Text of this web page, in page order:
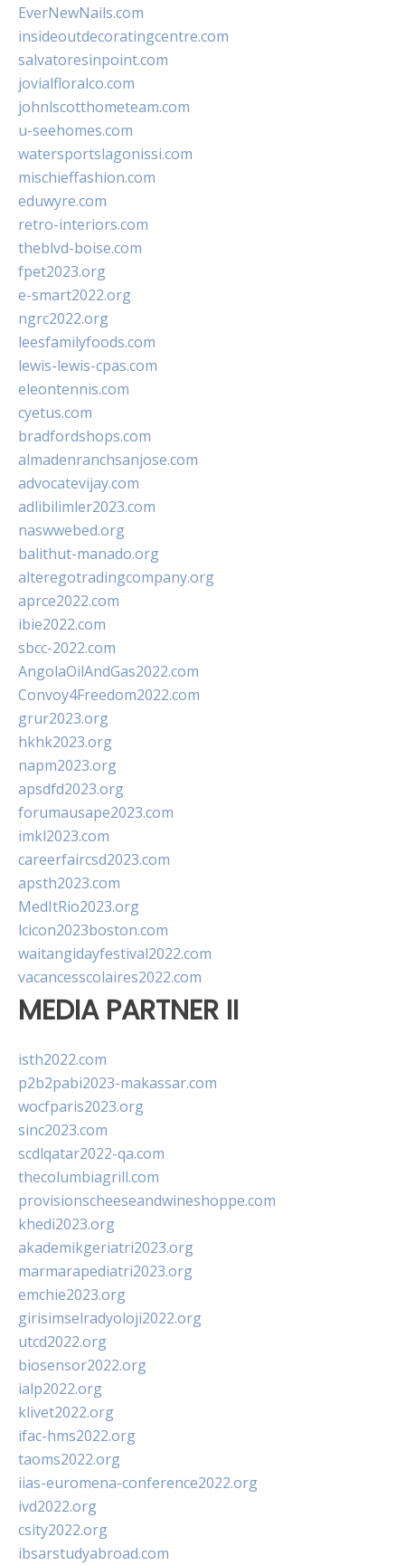
EverNewNails.com
insideoutdecoratingcentre.com
salvatoresinpoint.com
jovialfloralco.com
johnlscotthometeam.com
u-seehomes.com
watersportslagonissi.com
mischieffashion.com
eduwyre.com
retro-interiors.com
theblvd-boise.com
fpet2023.org
e-smart2022.org
ngrc2022.org
leesfamilyfoods.com
lewis-lewis-cpas.com
eleontennis.com
cyetus.com
bradfordshops.com
almadenranchsanjose.com
advocatevijay.com
adlibilimler2023.com
naswwebed.org
balithut-manado.org
alteregotradingcompany.org
aprce2022.com
ibie2022.com
sbcc-2022.com
AngolaOilAndGas2022.com
Convoy4Freedom2022.com
grur2023.org
hkhk2023.org
napm2023.org
apsdfd2023.org
forumausape2023.com
imkl2023.com
careerfaircsd2023.com
apsth2023.com
MedItRio2023.org
lcicon2023boston.com
waitangidayfestival2022.com
vacancesscolaires2022.com
MEDIA PARTNER II
isth2022.com
p2b2pabi2023-makassar.com
wocfparis2023.org
sinc2023.com
scdlqatar2022-qa.com
thecolumbiagrill.com
provisionscheeseandwineshoppe.com
khedi2023.org
akademikgeriatri2023.org
marmarapediatri2023.org
emchie2023.org
girisimselradyoloji2022.org
utcd2022.org
biosensor2022.org
ialp2022.org
klivet2022.org
ifac-hms2022.org
taoms2022.org
iias-euromena-conference2022.org
ivd2022.org
csity2022.org
ibsarstudyabroad.com